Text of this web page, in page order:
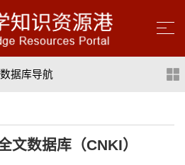
数据库导航
文数据库（CNKI）